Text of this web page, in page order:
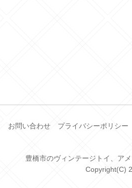
お問い合わせ プライバシーポリシー
豊橋市のヴィンテージトイ、ア
Copyright(C)